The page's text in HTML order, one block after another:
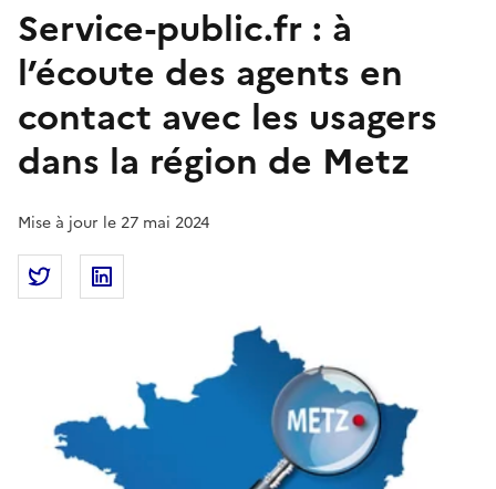
Service-public.fr : à
l’écoute des agents en
contact avec les usagers
dans la région de Metz
Mise à jour le 27 mai 2024
Partager la page
Partager Service-public.fr : à l’écoute des agents